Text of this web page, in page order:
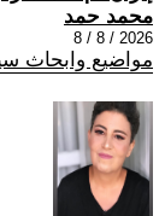
محمد حمد
2026 / 8 / 8
مواضيع وابحاث